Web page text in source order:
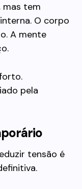
mas tem
O corpo
A mente
pela
tensão é